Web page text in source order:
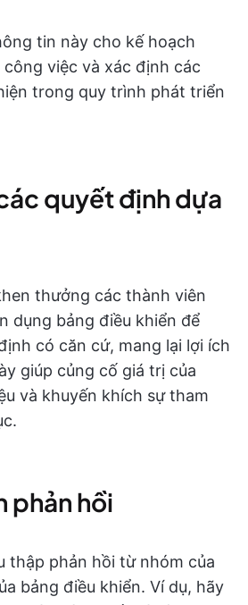
tin này cho kế hoạch
việc và xác định các
trong quy trình phát triển
quyết định dựa
thưởng các thành viên
dụng bảng điều khiển để
có căn cứ, mang lại lợi ích
giúp củng cố giá trị của
và khuyến khích sự tham
phản hồi
thập phản hồi từ nhóm của
bảng điều khiển. Ví dụ, hãy